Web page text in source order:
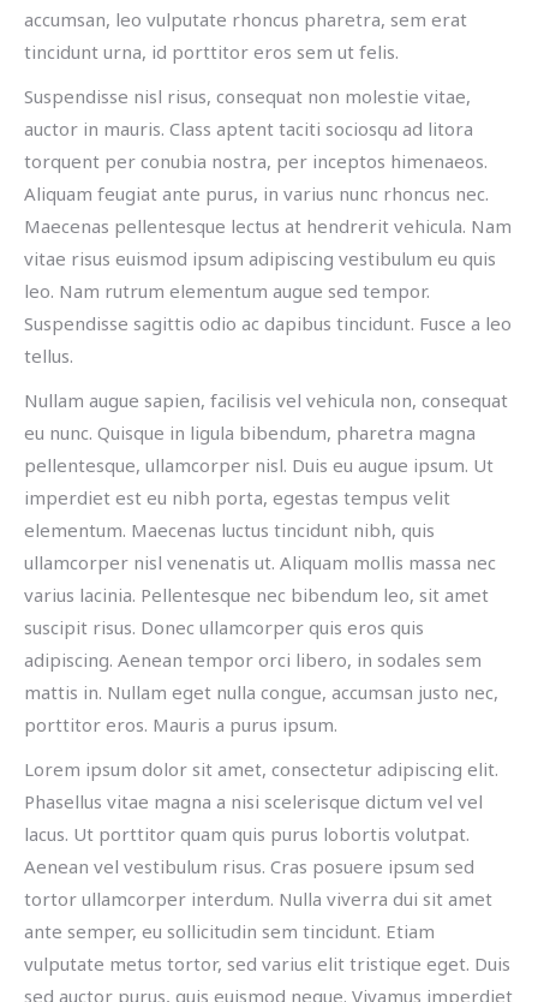
accumsan, leo vulputate rhoncus pharetra, sem erat
tincidunt urna, id porttitor eros sem ut felis.
Suspendisse nisl risus, consequat non molestie vitae,
auctor in mauris. Class aptent taciti sociosqu ad litora
torquent per conubia nostra, per inceptos himenaeos.
Aliquam feugiat ante purus, in varius nunc rhoncus nec.
Maecenas pellentesque lectus at hendrerit vehicula. Nam
vitae risus euismod ipsum adipiscing vestibulum eu quis
leo. Nam rutrum elementum augue sed tempor.
Suspendisse sagittis odio ac dapibus tincidunt. Fusce a leo
tellus.
Nullam augue sapien, facilisis vel vehicula non, consequat
eu nunc. Quisque in ligula bibendum, pharetra magna
pellentesque, ullamcorper nisl. Duis eu augue ipsum. Ut
imperdiet est eu nibh porta, egestas tempus velit
elementum. Maecenas luctus tincidunt nibh, quis
ullamcorper nisl venenatis ut. Aliquam mollis massa nec
varius lacinia. Pellentesque nec bibendum leo, sit amet
suscipit risus. Donec ullamcorper quis eros quis
adipiscing. Aenean tempor orci libero, in sodales sem
mattis in. Nullam eget nulla congue, accumsan justo nec,
porttitor eros. Mauris a purus ipsum.
Lorem ipsum dolor sit amet, consectetur adipiscing elit.
Phasellus vitae magna a nisi scelerisque dictum vel vel
lacus. Ut porttitor quam quis purus lobortis volutpat.
Aenean vel vestibulum risus. Cras posuere ipsum sed
tortor ullamcorper interdum. Nulla viverra dui sit amet
ante semper, eu sollicitudin sem tincidunt. Etiam
vulputate metus tortor, sed varius elit tristique eget. Duis
sed auctor purus, quis euismod neque. Vivamus imperdiet